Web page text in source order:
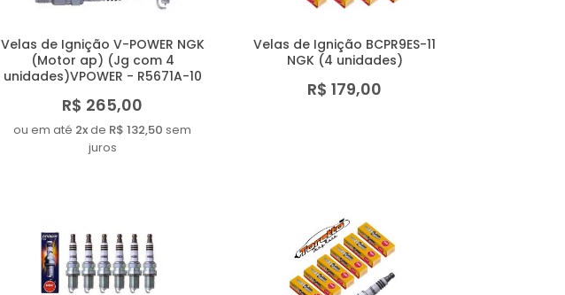
Velas de Ignição V-POWER NGK
(Motor ap) (Jg com 4
unidades)VPOWER - R5671A-10
R$ 265,00
ou em até 2xde R$ 132,50 sem
juros
Velas de Ignição BCPR9ES-11
NGK (4 unidades)
R$ 179,00